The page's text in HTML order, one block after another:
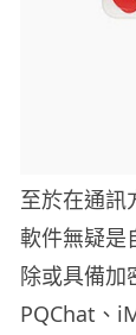
至於在通訊
軟件無疑是
除或具備加
PQChat、